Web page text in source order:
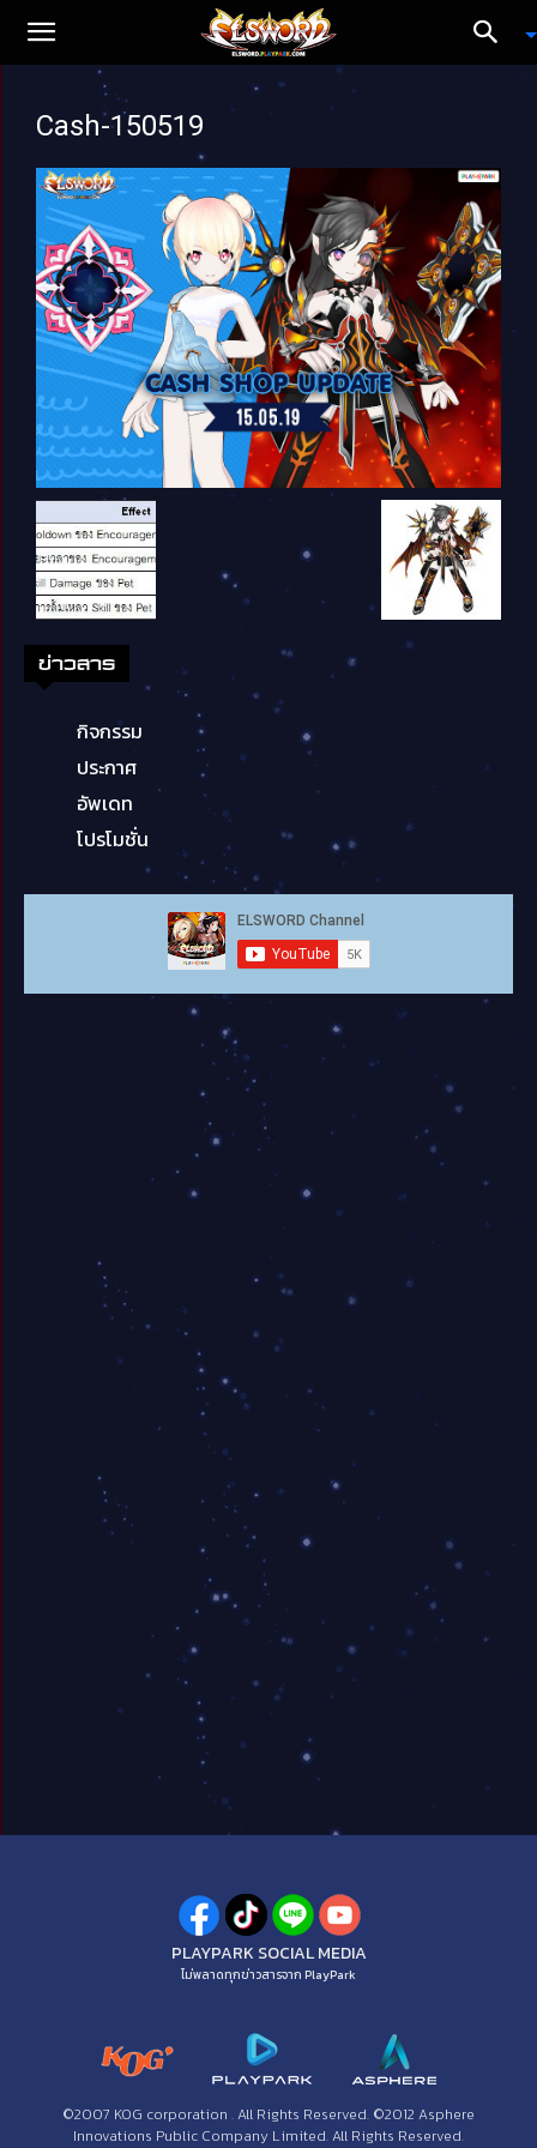
Cash-150519
ข่าวสาร
กิจกรรม
ประกาศ
อัพเดท
โปรโมชั่น
PLAYPARK SOCIAL MEDIA
ไม่พลาดทุกข่าวสารจาก PlayPark
©2007 KOG corporation . All Rights Reserved. ©2012 Asphere
Innovations Public Company Limited. All Rights Reserved.